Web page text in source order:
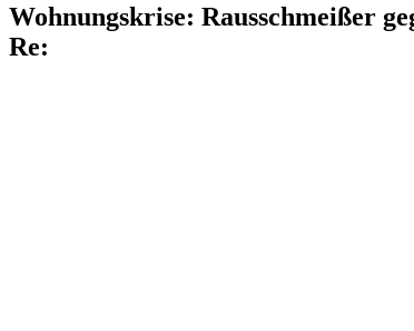
Wohnungskrise: Rausschmeißer
Re: